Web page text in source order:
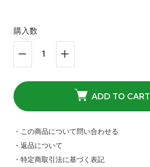
購入数
ADD TO CART
・この商品について問い合わせる
・返品について
・特定商取引法に基づく表記